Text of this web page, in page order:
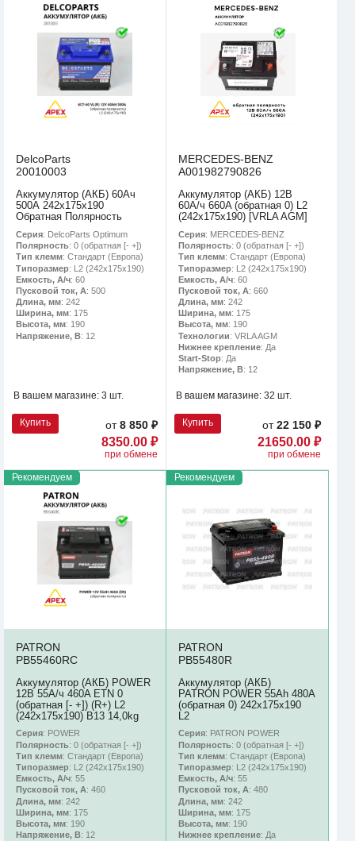
DelcoParts
20010003
Аккумулятор (АКБ) 60Ач
500А 242х175х190
Обратная Полярность
Серия: DelcoParts Optimum
Полярность: 0 (обратная [- +])
Тип клемм: Стандарт (Европа)
Типоразмер: L2 (242х175х190)
Емкость, А/ч: 60
Пусковой ток, А: 500
Длина, мм: 242
Ширина, мм: 175
Высота, мм: 190
Напряжение, В: 12
В вашем магазине: 3 шт.
Купить от8 850 ₽
8350.00 ₽
при обмене
MERCEDES-BENZ
A001982790826
Аккумулятор (АКБ) 12В
60А/ч 660A (обратная 0) L2
(242х175х190) [VRLA AGM]
Серия: MERCEDES-BENZ
Полярность: 0 (обратная [- +])
Тип клемм: Стандарт (Европа)
Типоразмер: L2 (242х175х190)
Емкость, А/ч: 60
Пусковой ток, А: 660
Длина, мм: 242
Ширина, мм: 175
Высота, мм: 190
Технологии: VRLA AGM
Нижнее крепление: Да
Start-Stop: Да
Напряжение, В: 12
В вашем магазине: 32 шт.
Купить от22 150 ₽
21650.00 ₽
при обмене
Рекомендуем
PATRON
PB55460RC
Аккумулятор (АКБ) POWER
12В 55А/ч 460A ETN 0
(обратная [- +]) (R+) L2
(242х175х190) B13 14,0kg
Серия: POWER
Полярность: 0 (обратная [- +])
Тип клемм: Стандарт (Европа)
Типоразмер: L2 (242х175х190)
Емкость, А/ч: 55
Пусковой ток, А: 460
Длина, мм: 242
Ширина, мм: 175
Высота, мм: 190
Напряжение, В: 12
Рекомендуем
PATRON
PB55480R
Аккумулятор (АКБ)
PATRON POWER 55Ah 480A
(обратная 0) 242x175x190
L2
Серия: PATRON POWER
Полярность: 0 (обратная [- +])
Тип клемм: Стандарт (Европа)
Типоразмер: L2 (242х175х190)
Емкость, А/ч: 55
Пусковой ток, А: 480
Длина, мм: 242
Ширина, мм: 175
Высота, мм: 190
Нижнее крепление: Да